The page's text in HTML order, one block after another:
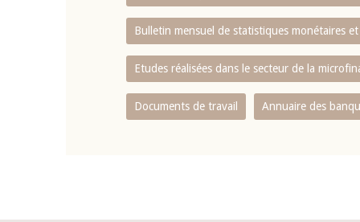
Bulletin mensuel de statistiques monétaires
Etudes réalisées dans le secteur de la
Documents de travail Annuaire des